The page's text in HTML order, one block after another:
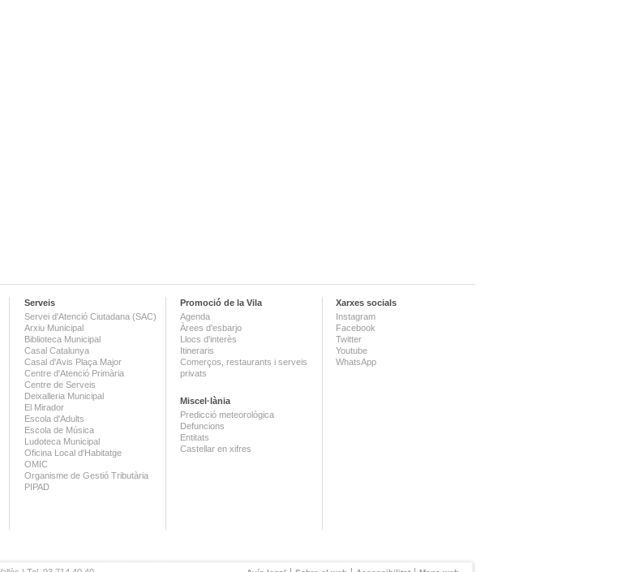
Serveis
Servei d'Atenció Ciutadana (SAC)
Arxiu Municipal
Biblioteca Municipal
Casal Catalunya
Casal d'Avis Plaça Major
Centre d'Atenció Primària
Centre de Serveis
Deixalleria Municipal
El Mirador
Escola d'Adults
Escola de Música
Ludoteca Municipal
Oficina Local d'Habitatge
OMIC
Organisme de Gestió Tributària
PIPAD
Promoció de la Vila
Agenda
Àrees d'esbarjo
Llocs d'interès
Itineraris
Comerços, restaurants i serveis
privats
Miscel·lània
Predicció meteorològica
Defuncions
Entitats
Castellar en xifres
Xarxes socials
Instagram
Facebook
Twitter
Youtube
WhatsApp